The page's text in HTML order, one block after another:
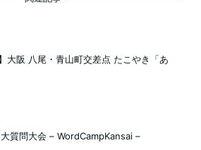
大阪 八尾・青山町交差点 たこやき「あ
質問大会 – WordCampKansai –